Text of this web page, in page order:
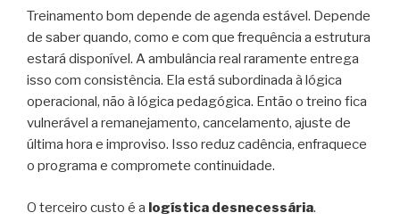
Treinamento bom depende de agenda estável. Depende
de saber quando, como e com que frequência a estrutura
estará disponível. A ambulância real raramente entrega
isso com consistência. Ela está subordinada à lógica
operacional, não à lógica pedagógica. Então o treino fica
vulnerável a remanejamento, cancelamento, ajuste de
última hora e improviso. Isso reduz cadência, enfraquece
o programa e compromete continuidade.
O terceiro custo é a logística desnecessária.